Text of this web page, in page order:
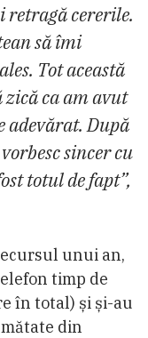
retragă cererile.
să îmi
Tot această
ca am avut
adevărat. După
sincer cu
totul de fapt”,
unui an,
timp de
în total) și și-au
din